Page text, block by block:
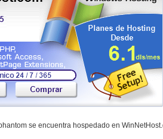
se encuentra hospedado en